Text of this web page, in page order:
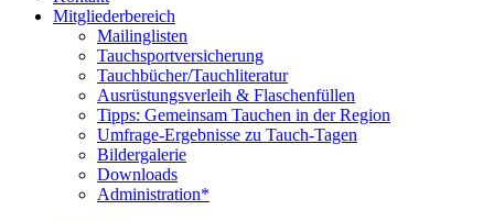
Mitgliederbereich
Mailinglisten
Tauchsportversicherung
Tauchbücher/Tauchliteratur
Ausrüstungsverleih & Flaschenfüllen
Tipps: Gemeinsam Tauchen in der Region
Umfrage-Ergebnisse zu Tauch-Tagen
Bildergalerie
Downloads
Administration*